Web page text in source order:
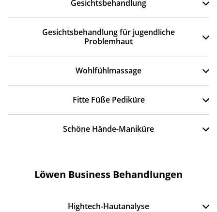
Gesichtsbehandlung
Gesichtsbehandlung für jugendliche
Problemhaut
Wohlfühlmassage
Fitte Füße Pediküre
Schöne Hände-Maniküre
Löwen Business Behandlungen
Hightech-Hautanalyse